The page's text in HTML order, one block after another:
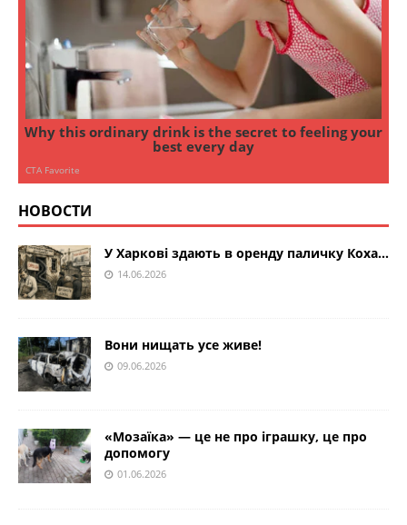
НОВОСТИ
У Харкові здають в оренду паличку Коха…
14.06.2026
Вони нищать усе живе!
09.06.2026
«Мозаїка» — це не про іграшку, це про
допомогу
01.06.2026